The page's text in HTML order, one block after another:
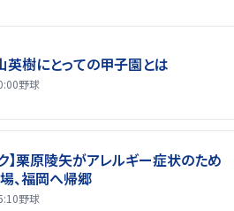
英樹にとっての甲子園とは
野球
ク】栗原陵矢がアレルギー症状のため
、福岡へ帰郷
野球